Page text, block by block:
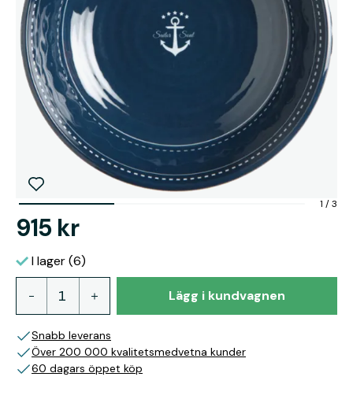
1 /3
915 kr
I lager (6)
Lägg i kundvagnen
Snabb leverans
Över 200 000 kvalitetsmedvetna kunder
60 dagars öppet köp